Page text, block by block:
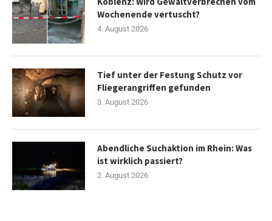
Wochenende vertuscht?
4. August 2026
Tief unter der Festung Schutz vor
Fliegerangriffen gefunden
3. August 2026
Abendliche Suchaktion im Rhein: Was
ist wirklich passiert?
2. August 2026